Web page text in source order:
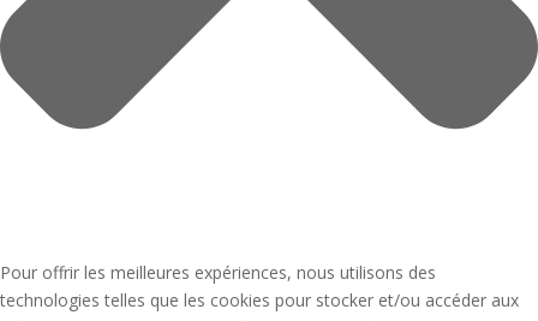
Pour offrir les meilleures expériences, nous utilisons des
technologies telles que les cookies pour stocker et/ou accéder aux